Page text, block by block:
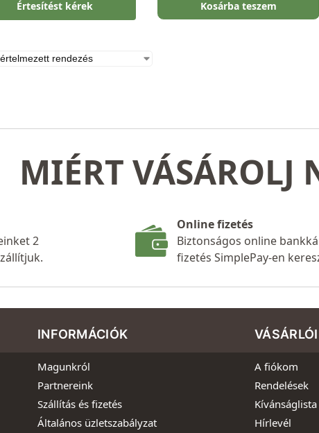
Értesítést kérek Kosárba teszem
MIÉRT VÁSÁROLJ
2
Online fizetés
Biztonságos online
fizetés SimplePay-en
INFORMÁCIÓK
Magunkról
Partnereink
Szállítás és fizetés
Általános üzletszabályzat
A fiókom
Rendelések
Kívánságlista
Hírlevél